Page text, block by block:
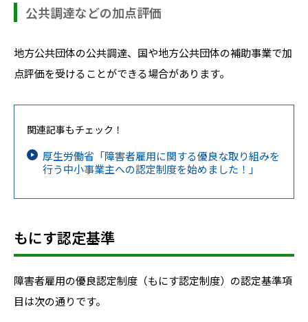
公共調達などの加点評価
地方公共団体の公共調達、国や地方公共団体の補助事業で加
点評価を受けることができる場合があります。
関連記事もチェック！
厚生労働省「障害者雇用に関する優良な取り組みを
行う中小事業主への認定制度を始めました！」
もにす認定基準
障害者雇用の優良認定制度（もにす認定制度）の認定基準項
目は次の通りです。